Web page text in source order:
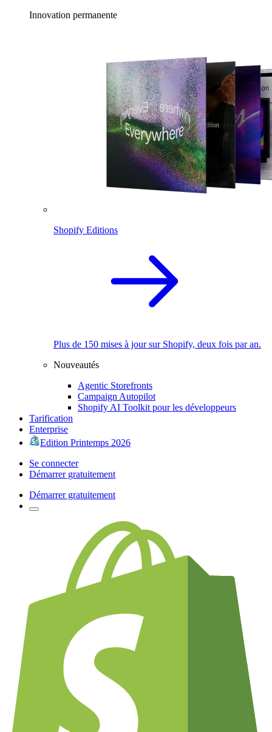
Innovation permanente
Shopify Editions
Plus de 150 mises à jour sur Shopify, deux fois par an.
Nouveautés
Agentic Storefronts
Campaign Autopilot
Shopify AI Toolkit pour les développeurs
Tarification
Enterprise
Edition Printemps 2026
Se connecter
Démarrer gratuitement
Démarrer gratuitement